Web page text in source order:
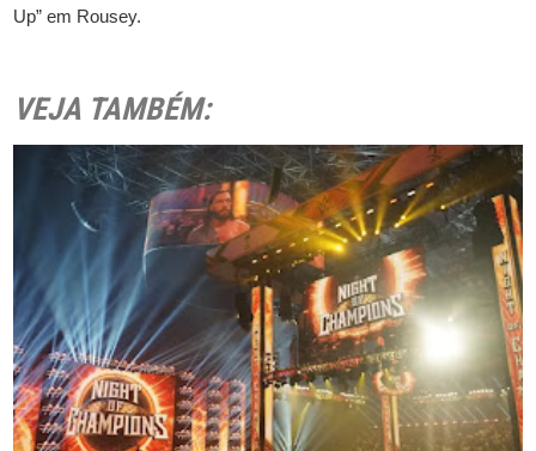
Up” em Rousey.
VEJA TAMBÉM: